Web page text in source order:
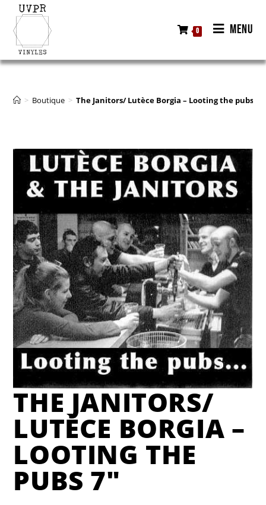
0 MENU
> Boutique > The Janitors/ Lutèce Borgia – Looting the pubs 7″
THE JANITORS/
LUTÈCE BORGIA –
LOOTING THE
PUBS 7″